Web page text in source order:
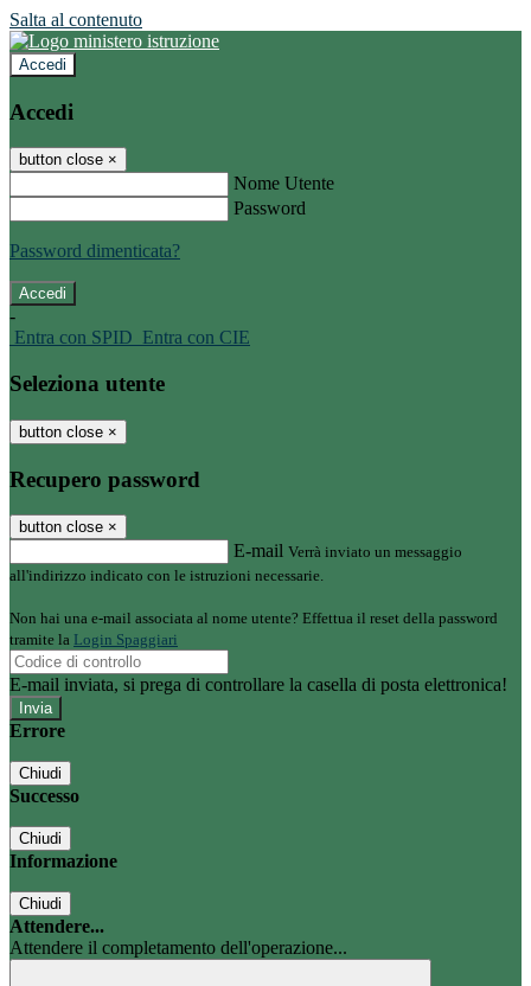
Salta al contenuto
Accedi
Accedi
button close ×
Nome Utente
Password
Password dimenticata?
-
Entra con SPID Entra con CIE
Seleziona utente
button close ×
Recupero password
button close ×
E-mail Verrà inviato un messaggio
all'indirizzo indicato con le istruzioni necessarie.
Non hai una e-mail associata al nome utente? Effettua il reset della password
tramite la Login Spaggiari
E-mail inviata, si prega di controllare la casella di posta elettronica!
Errore
Chiudi
Successo
Chiudi
Informazione
Chiudi
Attendere...
Attendere il completamento dell'operazione...